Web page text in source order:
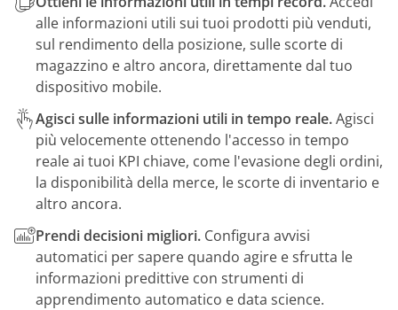
alle informazioni utili sui tuoi prodotti più venduti,
sul rendimento della posizione, sulle scorte di
magazzino e altro ancora, direttamente dal tuo
dispositivo mobile.
Agisci sulle informazioni utili in tempo reale.Agisci
più velocemente ottenendo l'accesso in tempo
reale ai tuoi KPI chiave, come l'evasione degli ordini,
la disponibilità della merce, le scorte di inventario e
altro ancora.
Prendi decisioni migliori. Configura avvisi
automatici per sapere quando agire e sfrutta le
informazioni predittive con strumenti di
apprendimento automatico e data science.